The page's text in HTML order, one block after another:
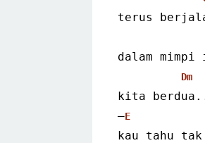
terus
dalam mimpi
Dm
kita
–E
kau tahu tak